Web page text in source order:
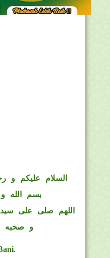
السلام عليكم و
بسم الله و
اللهم صلى على
و صحبه
.